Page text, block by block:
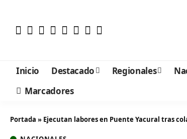
Inicio Destacado Regionales
Marcadores
Portada » Ejecutan labores en Puente Yacural tras